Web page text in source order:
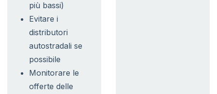
più bassi)
Evitare i
distributori
autostradali se
possibile
Monitorare le
offerte delle